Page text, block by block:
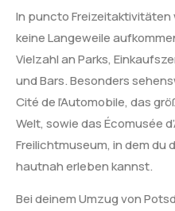
In puncto
keine Langeweile
Vielzahl an Parks,
und Bars. Besonders
Cité de l’Automobile, das
Welt, sowie das Écomusée
Freilichtmuseum, in dem du
hautnah erleben kannst.
Bei deinem Umzug von